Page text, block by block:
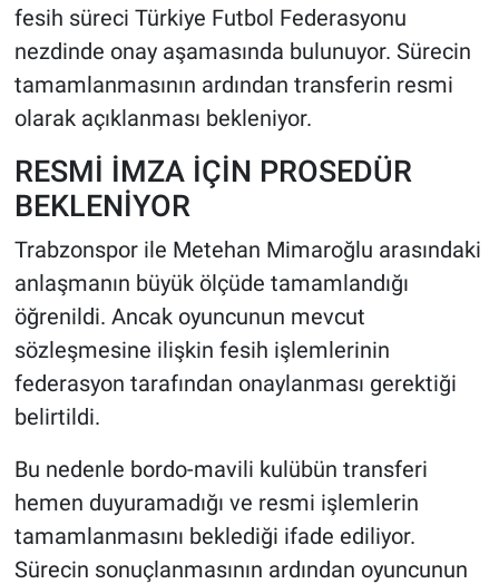
fesih süreci Türkiye Futbol Federasyonu
nezdinde onay aşamasında bulunuyor. Sürecin
tamamlanmasının ardından transferin resmi
olarak açıklanması bekleniyor.
RESMİ İMZA İÇİN PROSEDÜR
BEKLENİYOR
Trabzonspor ile Metehan Mimaroğlu arasındaki
anlaşmanın büyük ölçüde tamamlandığı
öğrenildi. Ancak oyuncunun mevcut
sözleşmesine ilişkin fesih işlemlerinin
federasyon tarafından onaylanması gerektiği
belirtildi.
Bu nedenle bordo-mavili kulübün transferi
hemen duyuramadığı ve resmi işlemlerin
tamamlanmasını beklediği ifade ediliyor.
Sürecin sonuçlanmasının ardından oyuncunun